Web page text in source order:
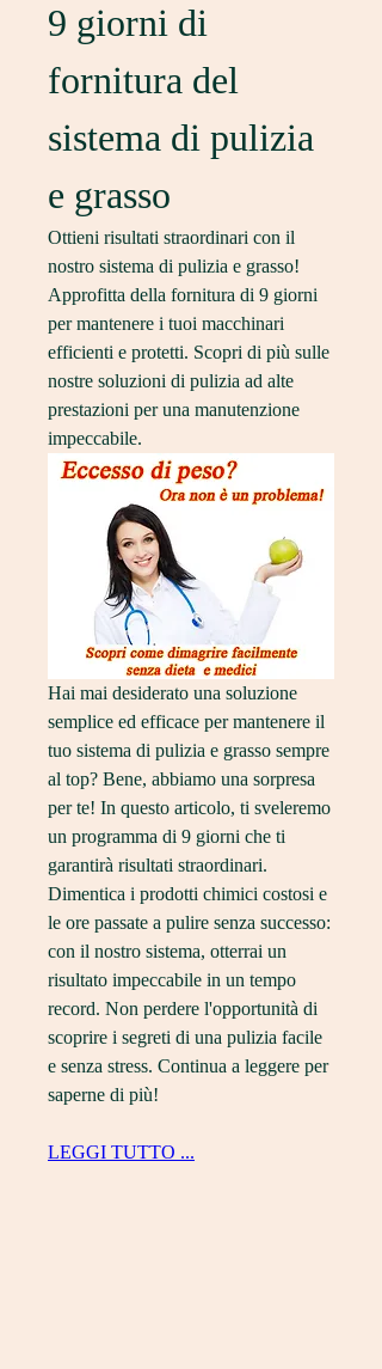
9 giorni di
fornitura del
sistema di pulizia
e grasso
Ottieni risultati straordinari con il
nostro sistema di pulizia e grasso!
Approfitta della fornitura di 9 giorni
per mantenere i tuoi macchinari
efficienti e protetti. Scopri di più sulle
nostre soluzioni di pulizia ad alte
prestazioni per una manutenzione
impeccabile.
Hai mai desiderato una soluzione
semplice ed efficace per mantenere il
tuo sistema di pulizia e grasso sempre
al top? Bene, abbiamo una sorpresa
per te! In questo articolo, ti sveleremo
un programma di 9 giorni che ti
garantirà risultati straordinari.
Dimentica i prodotti chimici costosi e
le ore passate a pulire senza successo:
con il nostro sistema, otterrai un
risultato impeccabile in un tempo
record. Non perdere l'opportunità di
scoprire i segreti di una pulizia facile
e senza stress. Continua a leggere per
saperne di più!
LEGGI TUTTO ...